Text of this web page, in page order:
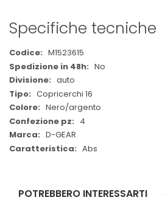
Specifiche tecniche
Maggiori
Informazioni
M1523615
No
auto
Copricerchi 16
Nero/argento
4
D-GEAR
Abs
POTREBBERO INTERESSARTI